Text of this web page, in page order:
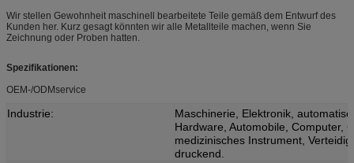
Wir stellen Gewohnheit maschinell bearbeitete Teile gemäß dem Entwurf des
Kunden her. Kurz gesagt könnten wir alle Metallteile machen, wenn Sie
Zeichnung oder Proben hatten.
Spezifikationen:
OEM-/ODMservice
Industrie:
Maschinerie, Elektronik,
Hardware, Automobile, Computer,
medizinisches Instrument,
druckend.